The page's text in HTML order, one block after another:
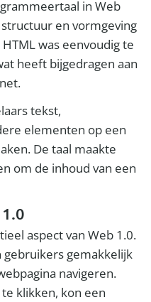
in Web
en vormgeving
was eenvoudig te
heeft bijgedragen aan
tekst,
elementen op een
De taal maakte
om de inhoud van een
aspect van Web 1.0.
gemakkelijk
navigeren.
klikken, kon een